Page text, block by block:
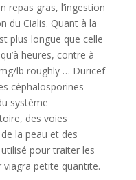
repas gras, l’ingestion
du Cialis. Quant à la
plus longue que celle
heures, contre à
lb roughly … Duricef
céphalosporines
système
des voies
la peau et des
pour traiter les
petite quantite.